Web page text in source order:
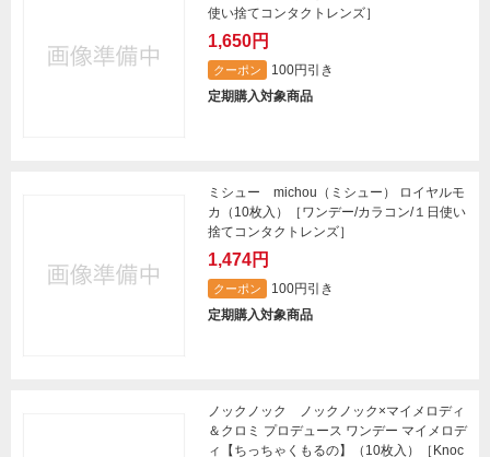
使い捨てコンタクトレンズ］
1,650円
クーポン
100円引き
定期購入対象商品
ミシュー michou（ミシュー） ロイヤルモ
カ（10枚入）［ワンデー/カラコン/１日使い
捨てコンタクトレンズ］
1,474円
クーポン
100円引き
定期購入対象商品
ノックノック ノックノック×マイメロディ
＆クロミ プロデュース ワンデー マイメロデ
ィ【ちっちゃくもるの】（10枚入）［Knoc